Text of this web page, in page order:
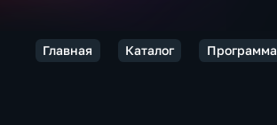
Главная Каталог Программа